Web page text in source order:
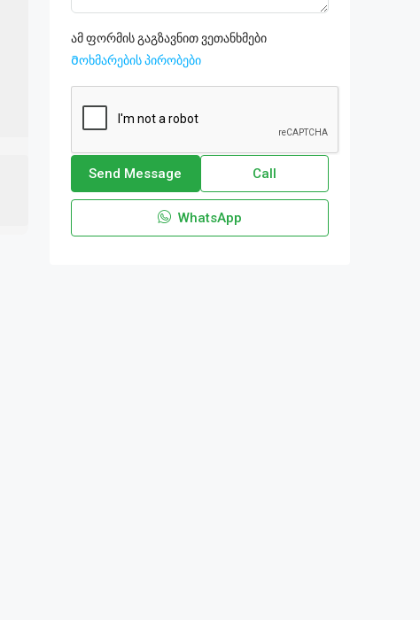
ამ ფორმის გაგზავნით ვეთანხმები
Მოხმარების პირობები
Send Message Call
WhatsApp